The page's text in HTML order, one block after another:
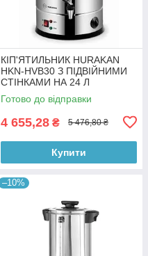
КІП'ЯТИЛЬНИК HURAKAN
HKN-HVB30 З ПІДВІЙНИМИ
СТІНКАМИ НА 24 Л
Готово до відправки
4 655,28 ₴ 5 476,80 ₴
Купити
–10%